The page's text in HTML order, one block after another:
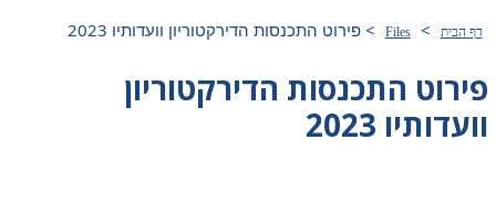
דף הבית >
Files
>פירוט התכנסות הדירקטוריון וועדותיו 2023
פירוט התכנסות הדירקטוריון
וועדותיו 2023